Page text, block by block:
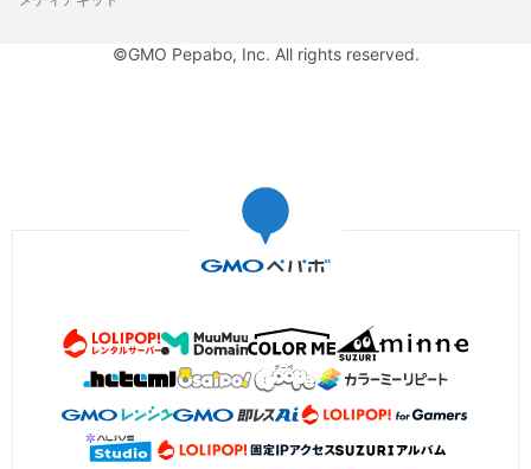
©GMO Pepabo, Inc. All rights reserved.